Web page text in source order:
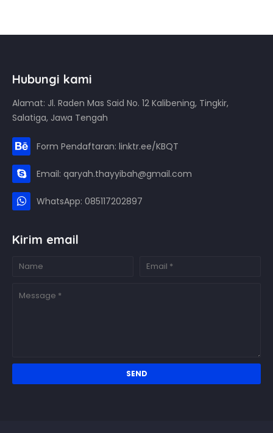
Hubungi kami
Alamat: Jl. Raden Mas Said No. 12 Kalibening, Tingkir,
Salatiga, Jawa Tengah
Form Pendaftaran: linktr.ee/KBQT
Email: qaryah.thayyibah@gmail.com
WhatsApp: 085117202897
Kirim email